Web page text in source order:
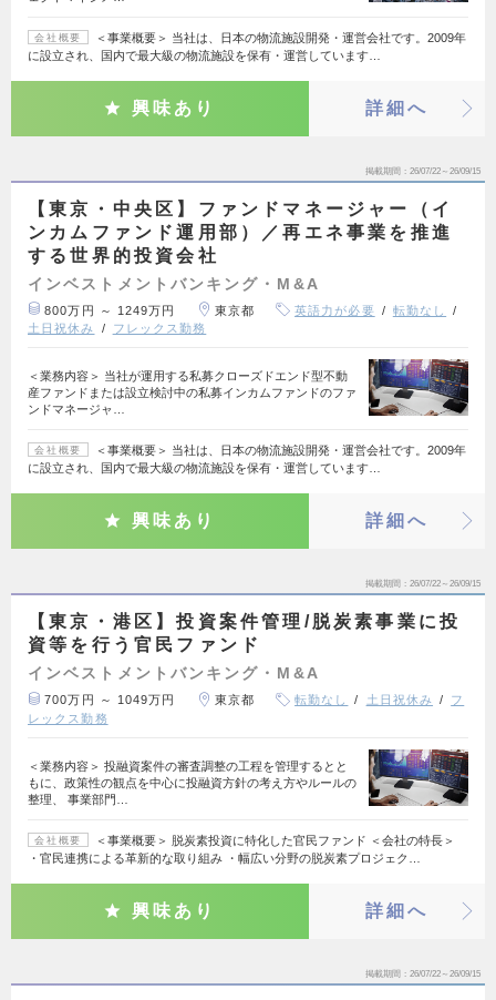
会社概要
＜事業概要＞ 当社は、日本の物流施設開発・運営会社です。2009年
に設立され、国内で最大級の物流施設を保有・運営しています…
興味あり 詳細へ
掲載期間 26/07/22～26/09/15
【東京・中央区】ファンドマネージャー（イ
ンカムファンド運用部）／再エネ事業を推進
する世界的投資会社
インベストメントバンキング・M&A
800万円 ～ 1249万円 東京都 英語力が必要
転勤なし
土日祝休み
フレックス勤務
＜業務内容＞ 当社が運用する私募クローズドエンド型不動
産ファンドまたは設立検討中の私募インカムファンドのファ
ンドマネージャ…
会社概要
＜事業概要＞ 当社は、日本の物流施設開発・運営会社です。2009年
に設立され、国内で最大級の物流施設を保有・運営しています…
興味あり 詳細へ
掲載期間 26/07/22～26/09/15
【東京・港区】投資案件管理/脱炭素事業に投
資等を行う官民ファンド
インベストメントバンキング・M&A
700万円 ～ 1049万円 東京都 転勤なし 土日祝休み
フ
レックス勤務
＜業務内容＞ 投融資案件の審査調整の工程を管理するとと
もに、政策性の観点を中心に投融資方針の考え方やルールの
整理、 事業部門…
会社概要
＜事業概要＞ 脱炭素投資に特化した官民ファンド ＜会社の特長＞
・官民連携による革新的な取り組み ・幅広い分野の脱炭素プロジェク…
興味あり 詳細へ
掲載期間 26/07/22～26/09/15